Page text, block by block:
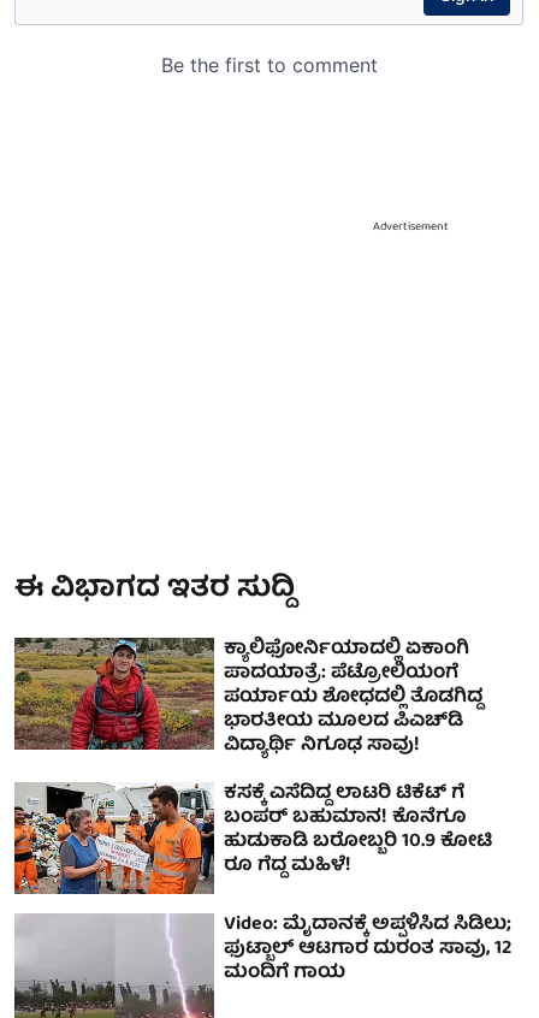
Advertisement
ಈ ವಿಭಾಗದ ಇತರ ಸುದ್ದಿ
ಕ್ಯಾಲಿಫೋರ್ನಿಯಾದಲ್ಲಿ ಏಕಾಂಗಿ
ಪಾದಯಾತ್ರೆ: ಪೆಟ್ರೋಲಿಯಂಗೆ
ಪರ್ಯಾಯ ಶೋಧದಲ್ಲಿ ತೊಡಗಿದ್ದ
ಭಾರತೀಯ ಮೂಲದ ಪಿಎಚ್‌ಡಿ
ವಿದ್ಯಾರ್ಥಿ ನಿಗೂಢ ಸಾವು!
ಕಸಕ್ಕೆ ಎಸೆದಿದ್ದ ಲಾಟರಿ ಟಿಕೆಟ್ ಗೆ
ಬಂಪರ್ ಬಹುಮಾನ! ಕೊನೆಗೂ
ಹುಡುಕಾಡಿ ಬರೋಬ್ಬರಿ 10.9 ಕೋಟಿ
ರೂ ಗೆದ್ದ ಮಹಿಳೆ!
Video: ಮೈದಾನಕ್ಕೆ ಅಪ್ಪಳಿಸಿದ ಸಿಡಿಲು;
ಫುಟ್ಬಾಲ್ ಆಟಗಾರ ದುರಂತ ಸಾವು, 12
ಮಂದಿಗೆ ಗಾಯ